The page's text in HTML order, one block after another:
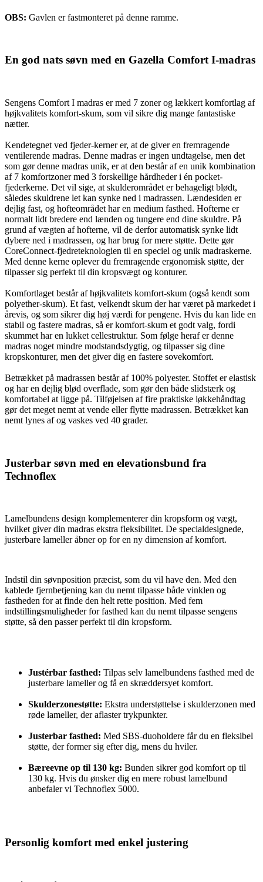
OBS: Gavlen er fastmonteret på denne ramme.
En god nats søvn med en Gazella Comfort I-madras
Sengens Comfort I madras er med 7 zoner og lækkert komfortlag af
højkvalitets komfort-skum, som vil sikre dig mange fantastiske
nætter.
Kendetegnet ved fjeder-kerner er, at de giver en fremragende
ventilerende madras. Denne madras er ingen undtagelse, men det
som gør denne madras unik, er at den består af en unik kombination
af 7 komfortzoner med 3 forskellige hårdheder i én pocket-
fjederkerne. Det vil sige, at skulderområdet er behageligt blødt,
således skuldrene let kan synke ned i madrassen. Lændesiden er
dejlig fast, og hofteområdet har en medium fasthed. Hofterne er
normalt lidt bredere end lænden og tungere end dine skuldre. På
grund af vægten af hofterne, vil de derfor automatisk synke lidt
dybere ned i madrassen, og har brug for mere støtte. Dette gør
CoreConnect-fjedreteknologien til en speciel og unik madraskerne.
Med denne kerne oplever du fremragende ergonomisk støtte, der
tilpasser sig perfekt til din kropsvægt og konturer.
Komfortlaget består af højkvalitets komfort-skum (også kendt som
polyether-skum). Et fast, velkendt skum der har været på markedet i
årevis, og som sikrer dig høj værdi for pengene. Hvis du kan lide en
stabil og fastere madras, så er komfort-skum et godt valg, fordi
skummet har en lukket cellestruktur. Som følge heraf er denne
madras noget mindre modstandsdygtig, og tilpasser sig dine
kropskonturer, men det giver dig en fastere sovekomfort.
Betrækket på madrassen består af 100% polyester. Stoffet er elastisk
og har en dejlig blød overflade, som gør den både slidstærk og
komfortabel at ligge på. Tilføjelsen af fire praktiske løkkehåndtag
gør det meget nemt at vende eller flytte madrassen. Betrækket kan
nemt lynes af og vaskes ved 40 grader.
Justerbar søvn med en elevationsbund fra
Technoflex
Lamelbundens design komplementerer din kropsform og vægt,
hvilket giver din madras ekstra fleksibilitet. De specialdesignede,
justerbare lameller åbner op for en ny dimension af komfort.
Indstil din søvnposition præcist, som du vil have den. Med den
kablede fjernbetjening kan du nemt tilpasse både vinklen og
fastheden for at finde den helt rette position. Med fem
indstillingsmuligheder for fasthed kan du nemt tilpasse sengens
støtte, så den passer perfekt til din kropsform.
Justérbar fasthed: Tilpas selv lamelbundens fasthed med de
justerbare lameller og få en skræddersyet komfort.
Skulderzonestøtte: Ekstra understøttelse i skulderzonen med
røde lameller, der aflaster trykpunkter.
Justerbar fasthed: Med SBS-duoholdere får du en fleksibel
støtte, der former sig efter dig, mens du hviler.
Bæreevne op til 130 kg: Bunden sikrer god komfort op til
130 kg. Hvis du ønsker dig en mere robust lamelbund
anbefaler vi Technoflex 5000.
Personlig komfort med enkel justering